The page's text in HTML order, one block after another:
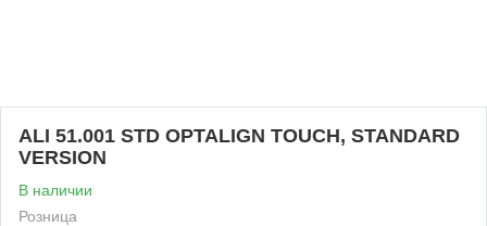
ALI 51.001 STD OPTALIGN TOUCH, STANDARD
VERSION
В наличии
Розница